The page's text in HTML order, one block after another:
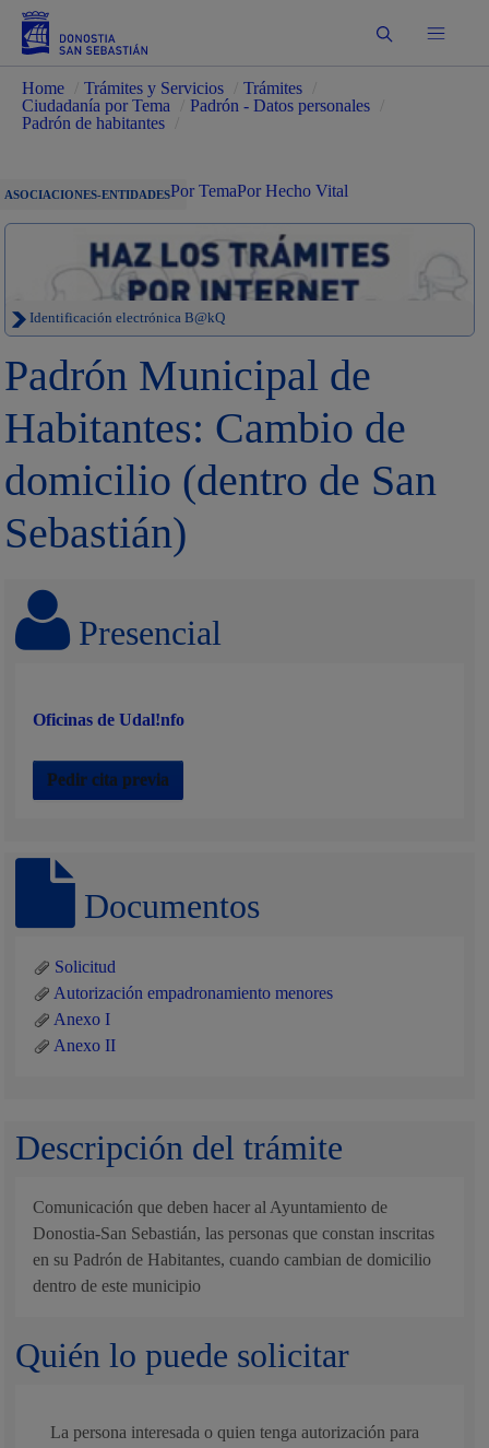
Buscar
Home Trámites y Servicios Trámites
Ciudadanía por Tema
Padrón - Datos personales
Padrón de habitantes
ASOCIACIONES-ENTIDADESPor TemaPor Hecho Vital
Identificación electrónica B@kQ
Padrón Municipal de
Habitantes: Cambio de
domicilio (dentro de San
Sebastián)
Presencial
Oficinas de Udal!nfo
Pedir cita previa
Documentos
Solicitud
Autorización empadronamiento menores
Anexo I
Anexo II
Descripción del trámite
Comunicación que deben hacer al Ayuntamiento de
Donostia-San Sebastián, las personas que constan inscritas
en su Padrón de Habitantes, cuando cambian de domicilio
dentro de este municipio
Quién lo puede solicitar
La persona interesada o quien tenga autorización para